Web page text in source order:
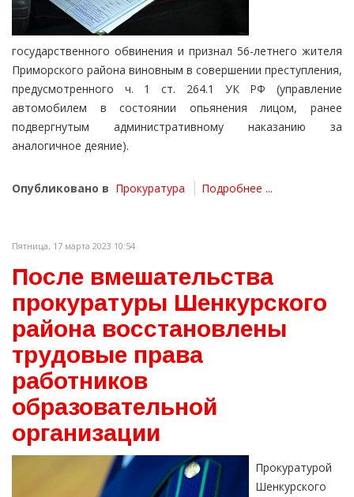
государственного обвинения и признал 56-летнего жителя
Приморского района виновным в совершении преступления,
предусмотренного ч. 1 ст. 264.1 УК РФ (управление
автомобилем в состоянии опьянения лицом, ранее
подвергнутым административному наказанию за
аналогичное деяние).
Опубликовано в Прокуратура Подробнее ...
Пятница, 17 марта 2023 10:54
После вмешательства
прокуратуры Шенкурского
района восстановлены
трудовые права
работников
образовательной
организации
Прокуратурой
Шенкурского